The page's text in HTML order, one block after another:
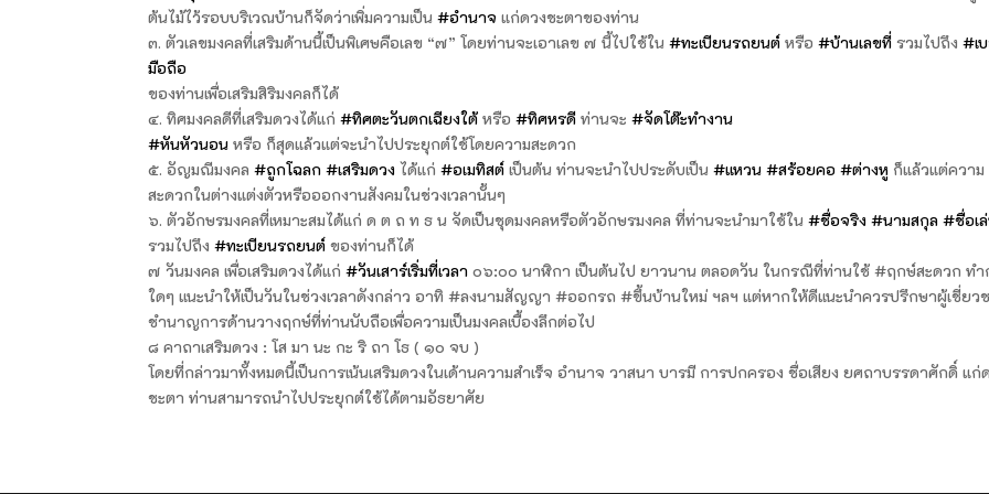
ต้นไม้ไว้รอบบริเวณบ้านก็จัดว่าเพิ่มความเป็น#อำนาจ แก่ดวงชะตาของท่าน
๓. ตัวเลขมงคลที่เสริมด้านนี้เป็นพิเศษคือเลข “๗” โดยท่านจะเอาเลข ๗ นี้ไปใช้ใน#ทะเบียนรถยนต์ หรือ#บ้านเลขที่ รวมไปถึง#เ
มือถือ
ของท่านเพื่อเสริมสิริมงคลก็ได้
๔. ทิศมงคลดีที่เสริมดวงได้แก่#ทิศตะวันตกเฉียงใต้ หรือ#ทิศหรดี ท่านจะ#จัดโต๊ะทำงาน
#หันหัวนอน หรือ ก็สุดแล้วแต่จะนำไปประยุกต์ใช้โดยความสะดวก
๕. อัญมณีมงคล#ถูกโฉลก #เสริมดวง ได้แก่#อเมทิสต์ เป็นต้น ท่านจะนำไปประดับเป็น#แหวน #สร้อยคอ #ต่างหู ก็แล้วแต่ความ
สะดวกในต่างแต่งตัวหรือออกงานสังคมในช่วงเวลานั้นๆ
๖. ตัวอักษรมงคลที่เหมาะสมได้แก่ ด ต ถ ท ธ น จัดเป็นชุดมงคลหรือตัวอักษรมงคล ที่ท่านจะนำมาใช้ใน#ชื่อจริง #นามสกุล #ชื่อเ
รวมไปถึง#ทะเบียนรถยนต์ ของท่านก็ได้
๗ วันมงคล เพื่อเสริมดวงได้แก่#วันเสาร์เริ่มที่เวลา ๐๖:๐๐ นาฬิกา เป็นต้นไป ยาวนาน ตลอดวัน ในกรณีที่ท่านใช้ #ฤกษ์สะดวก ทำ
ใดๆ แนะนำให้เป็นวันในช่วงเวลาดังกล่าว อาทิ #ลงนามสัญญา #ออกรถ #ขึ้นบ้านใหม่ ฯลฯ แต่หากให้ดีแนะนำควรปรึกษาผู้เชี่ยว
ชำนาญการด้านวางฤกษ์ที่ท่านนับถือเพื่อความเป็นมงคลเบื้องลึกต่อไป
๘ คาถาเสริมดวง : โส มา นะ กะ ริ ถา โธ ( ๑๐ จบ )
โดยที่กล่าวมาทั้งหมดนี้เป็นการเน้นเสริมดวงในเด้านความสำเร็จ อำนาจ วาสนา บารมี การปกครอง ชื่อเสียง ยศถาบรรดาศักดิ์ แก่
ชะตา ท่านสามารถนำไปประยุกต์ใช้ได้ตามอัธยาศัย